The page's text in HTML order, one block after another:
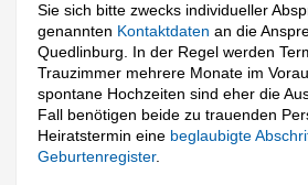
Sie sich bitte zwecks individueller
genannten Kontaktdaten an die
Quedlinburg. In der Regel werden
Trauzimmer mehrere Monate im
spontane Hochzeiten sind eher die
Fall benötigen beide zu trauenden
Heiratstermin eine beglaubigte
Geburtenregister.